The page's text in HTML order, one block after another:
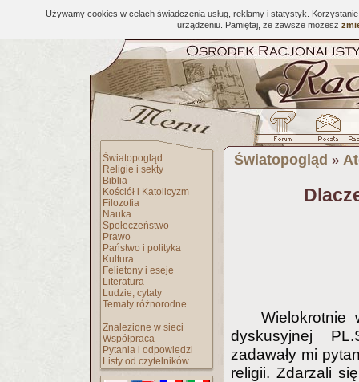
Używamy cookies w celach świadczenia usług, reklamy i statystyk.
urządzeniu. Pamiętaj, że zawsze możesz
Światopogląd
Religie i sekty
Biblia
Kościół i Katolicyzm
Filozofia
Nauka
Społeczeństwo
Prawo
Państwo i polityka
Kultura
Felietony i eseje
Literatura
Ludzie, cytaty
Tematy różnorodne
Znalezione w sieci
Współpraca
Pytania i odpowiedzi
Listy od czytelników
Światopogląd »
dyskusyjnej
zadawały mi
religii. Zdarzali